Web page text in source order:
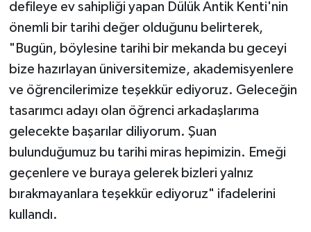
defileye ev sahipliği yapan Dülük Antik Kenti'nin
önemli bir tarihi değer olduğunu belirterek,
"Bugün, böylesine tarihi bir mekanda bu geceyi
bize hazırlayan üniversitemize, akademisyenlere
ve öğrencilerimize teşekkür ediyoruz. Geleceğin
tasarımcı adayı olan öğrenci arkadaşlarıma
gelecekte başarılar diliyorum. Şuan
bulunduğumuz bu tarihi miras hepimizin. Emeği
geçenlere ve buraya gelerek bizleri yalnız
bırakmayanlara teşekkür ediyoruz" ifadelerini
kullandı.